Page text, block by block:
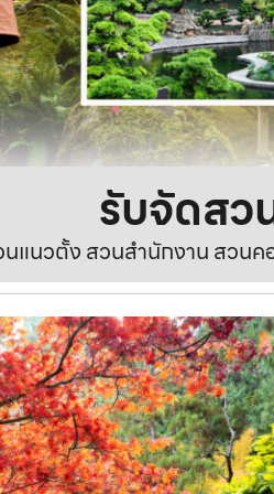
รับจัดส
แนวตั้ง สวนสำนักงาน สวนค